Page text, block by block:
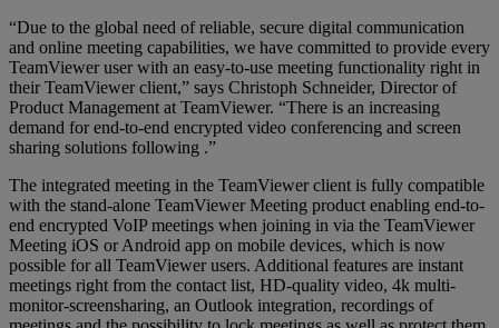
“Due to the global need of reliable, secure digital communication
and online meeting capabilities, we have committed to provide every
TeamViewer user with an easy-to-use meeting functionality right in
their TeamViewer client,” says Christoph Schneider, Director of
Product Management at TeamViewer. “There is an increasing
demand for end-to-end encrypted video conferencing and screen
sharing solutions following .”
The integrated meeting in the TeamViewer client is fully compatible
with the stand-alone TeamViewer Meeting product enabling end-to-
end encrypted VoIP meetings when joining in via the TeamViewer
Meeting iOS or Android app on mobile devices, which is now
possible for all TeamViewer users. Additional features are instant
meetings right from the contact list, HD-quality video, 4k multi-
monitor-screensharing, an Outlook integration, recordings of